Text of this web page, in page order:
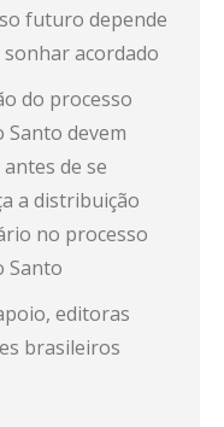
futuro depende
acordado
do processo
Santo devem
de se
a distribuição
no processo
Santo
editoras
brasileiros